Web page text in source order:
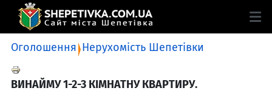
Оголошення Нерухомість Шепетівки
ВИНАЙМУ 1-2-3 КІМНАТНУ КВАРТИРУ.